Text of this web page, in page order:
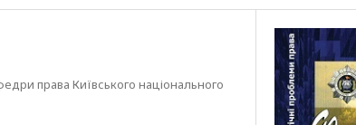
права Київського національного